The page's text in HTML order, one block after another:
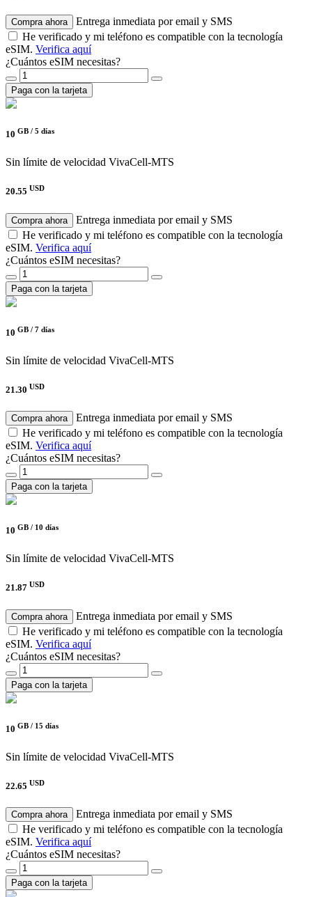
Compra ahora
Entrega inmediata por email y SMS
He verificado y mi teléfono es compatible con la tecnología
eSIM. Verifica aquí
¿Cuántos eSIM necesitas?
Paga con la tarjeta
10 GB / 5 días
Sin límite de velocidad VivaCell-MTS
20.55 USD
Compra ahora
Entrega inmediata por email y SMS
He verificado y mi teléfono es compatible con la tecnología
eSIM. Verifica aquí
¿Cuántos eSIM necesitas?
Paga con la tarjeta
10 GB / 7 días
Sin límite de velocidad VivaCell-MTS
21.30 USD
Compra ahora
Entrega inmediata por email y SMS
He verificado y mi teléfono es compatible con la tecnología
eSIM. Verifica aquí
¿Cuántos eSIM necesitas?
Paga con la tarjeta
10 GB / 10 días
Sin límite de velocidad VivaCell-MTS
21.87 USD
Compra ahora
Entrega inmediata por email y SMS
He verificado y mi teléfono es compatible con la tecnología
eSIM. Verifica aquí
¿Cuántos eSIM necesitas?
Paga con la tarjeta
10 GB / 15 días
Sin límite de velocidad VivaCell-MTS
22.65 USD
Compra ahora
Entrega inmediata por email y SMS
He verificado y mi teléfono es compatible con la tecnología
eSIM. Verifica aquí
¿Cuántos eSIM necesitas?
Paga con la tarjeta